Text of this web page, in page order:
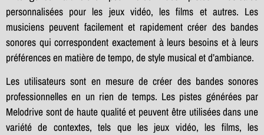
personnalisées pour les jeux vidéo, les films et autres. Les
musiciens peuvent facilement et rapidement créer des bandes
sonores qui correspondent exactement à leurs besoins et à leurs
préférences en matière de tempo, de style musical et d’ambiance.
Les utilisateurs sont en mesure de créer des bandes sonores
professionnelles en un rien de temps. Les pistes générées par
Melodrive sont de haute qualité et peuvent être utilisées dans une
variété de contextes, tels que les jeux vidéo, les films, les